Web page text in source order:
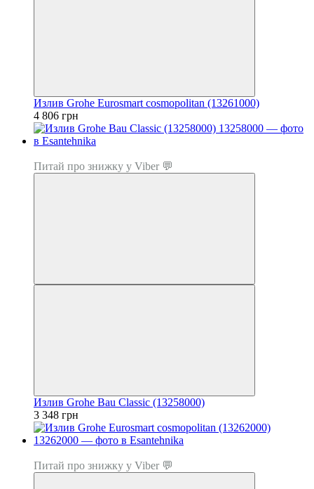
Излив Grohe Eurosmart cosmopolitan (13261000)
4 806 грн
Питай про знижку у Viber 💬
Излив Grohe Bau Classic (13258000)
3 348 грн
Питай про знижку у Viber 💬